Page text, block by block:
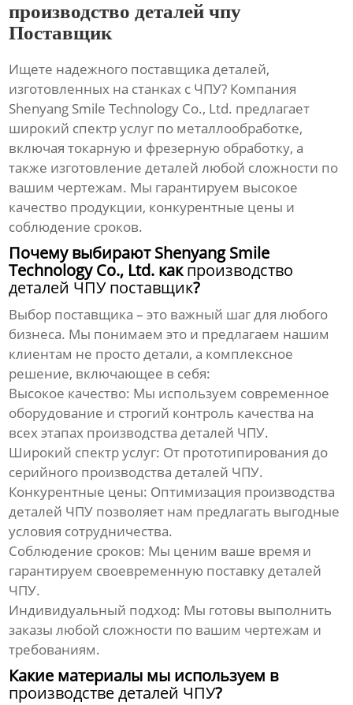
производство деталей чпу
Поставщик
Ищете надежного поставщика деталей,
изготовленных на станках с ЧПУ? Компания
Shenyang Smile Technology Co., Ltd. предлагает
широкий спектр услуг по металлообработке,
включая токарную и фрезерную обработку, а
также изготовление деталей любой сложности по
вашим чертежам. Мы гарантируем высокое
качество продукции, конкурентные цены и
соблюдение сроков.
Почему выбирают Shenyang Smile
Technology Co., Ltd. какпроизводство
деталей ЧПУ поставщик?
Выбор поставщика – это важный шаг для любого
бизнеса. Мы понимаем это и предлагаем нашим
клиентам не просто детали, а комплексное
решение, включающее в себя:
Высокое качество: Мы используем современное
оборудование и строгий контроль качества на
всех этапах производства деталей ЧПУ.
Широкий спектр услуг: От прототипирования до
серийного производства деталей ЧПУ.
Конкурентные цены: Оптимизация производства
деталей ЧПУ позволяет нам предлагать выгодные
условия сотрудничества.
Соблюдение сроков: Мы ценим ваше время и
гарантируем своевременную поставкудеталей
ЧПУ.
Индивидуальный подход: Мы готовы выполнить
заказы любой сложности по вашим чертежам и
требованиям.
Какие материалы мы используем в
производстве деталей ЧПУ?